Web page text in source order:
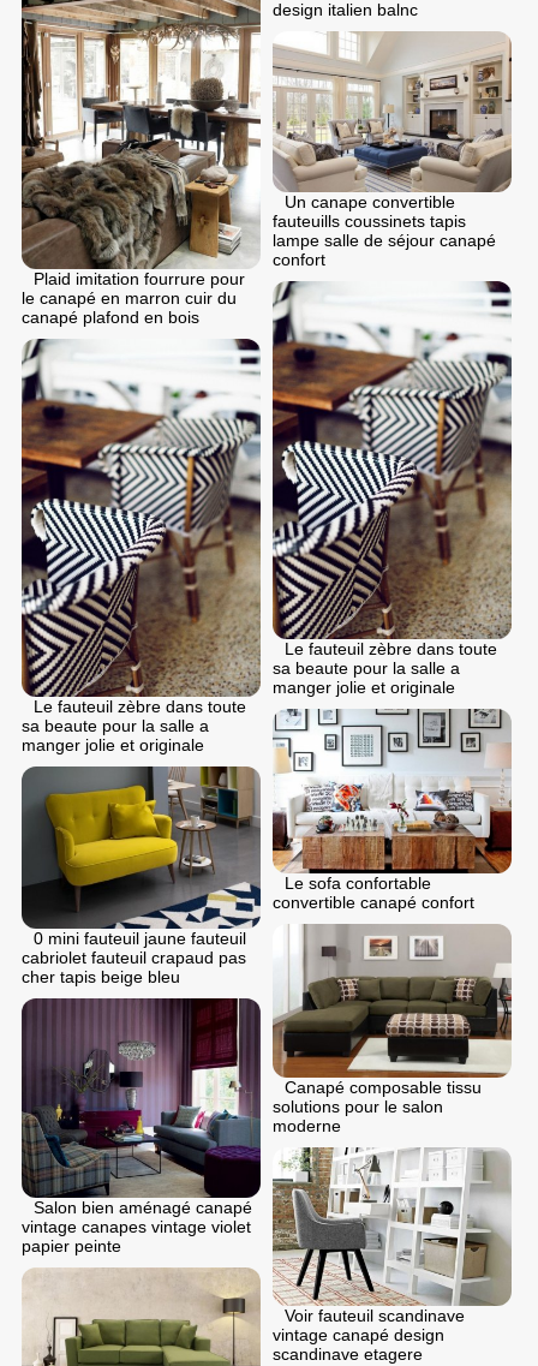
design italien balnc
Plaid imitation fourrure pour
le canapé en marron cuir du
canapé plafond en bois
Un canape convertible
fauteuills coussinets tapis
lampe salle de séjour canapé
confort
Le fauteuil zèbre dans toute
sa beaute pour la salle a
manger jolie et originale
Le fauteuil zèbre dans toute
sa beaute pour la salle a
manger jolie et originale
Le sofa confortable
convertible canapé confort
0 mini fauteuil jaune fauteuil
cabriolet fauteuil crapaud pas
cher tapis beige bleu
Canapé composable tissu
solutions pour le salon
moderne
Salon bien aménagé canapé
vintage canapes vintage violet
papier peinte
Voir fauteuil scandinave
vintage canapé design
scandinave etagere